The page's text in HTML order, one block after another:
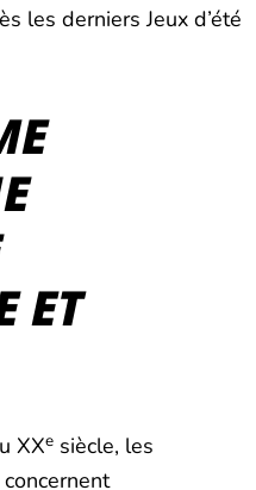
les derniers Jeux d’été
ET
XXe siècle, les
concernent